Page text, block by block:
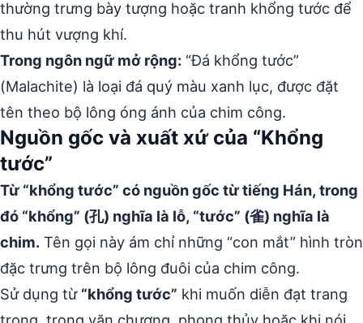
thường trưng bày tượng hoặc tranh khổng tước để
thu hút vượng khí.
Trong ngôn ngữ mở rộng: “Đá khổng tước”
(Malachite) là loại đá quý màu xanh lục, được đặt
tên theo bộ lông óng ánh của chim công.
Nguồn gốc và xuất xứ của “Khổng
tước”
Từ “khổng tước” có nguồn gốc từ tiếng Hán, trong
đó “khổng” (孔) nghĩa là lỗ, “tước” (雀) nghĩa là
chim. Tên gọi này ám chỉ những “con mắt” hình tròn
đặc trưng trên bộ lông đuôi của chim công.
Sử dụng từ “khổng tước” khi muốn diễn đạt trang